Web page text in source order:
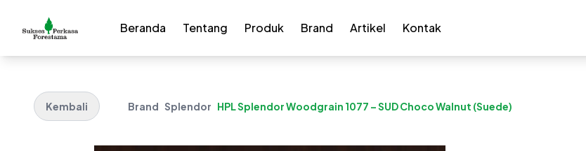
Beranda Tentang Produk Brand Artikel Kontak
Kembali Brand Splendor HPL Splendor Woodgrain 1077 – SUD Choco Walnut (Suede)